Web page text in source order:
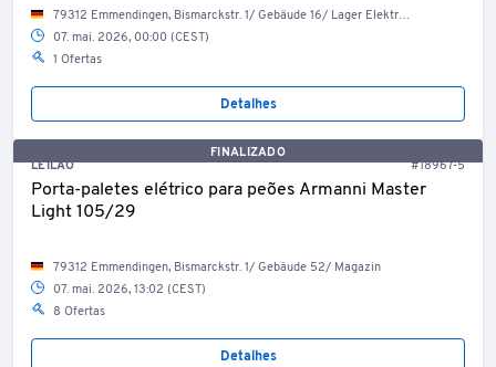
79312 Emmendingen, Bismarckstr. 1/ Gebäude 16/ Lager Elektriker
07. mai. 2026, 00:00 (CEST)
1 Ofertas
Detalhes
FINALIZADO
LEILÃO
#18967-5
Porta-paletes elétrico para peões Armanni Master
Light 105/29
79312 Emmendingen, Bismarckstr. 1/ Gebäude 52/ Magazin
07. mai. 2026, 13:02 (CEST)
8 Ofertas
Detalhes